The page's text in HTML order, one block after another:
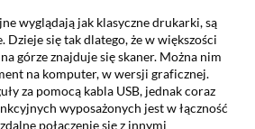
wyglądają jak klasyczne drukarki, są
Dzieje się tak dlatego, że w większości
górze znajduje się skaner. Można nim
na komputer, w wersji graficznej.
za pomocą kabla USB, jednak coraz
wyposażonych jest w łączność
połączenie się z innymi